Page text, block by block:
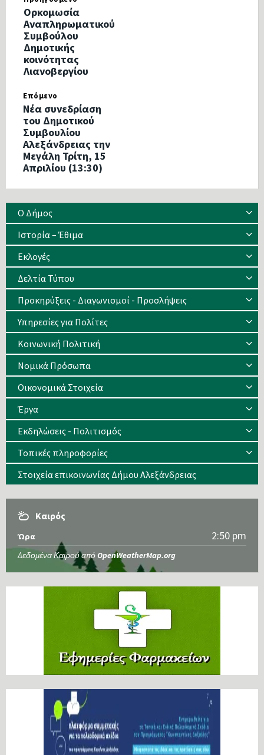
Ορκομωσία
Αναπληρωματικού
Συμβούλου
Δημοτικής
κοινότητας
Λιανοβεργίου
Επόμενο
Νέα συνεδρίαση
του Δημοτικού
Συμβουλίου
Αλεξάνδρειας την
Μεγάλη Τρίτη, 15
Απριλίου (13:30)
Ο Δήμος
Ιστορία – Έθιμα
Eκλογές
Δελτία Τύπου
Προκηρύξεις - Διαγωνισμοί - Προσλήψεις
Υπηρεσίες για Πολίτες
Κοινωνική Πολιτική
Νομικά Πρόσωπα
Οικονομικά Στοιχεία
Έργα
Εκδηλώσεις - Πολιτισμός
Τοπικές πληροφορίες
Στοιχεία επικοινωνίας Δήμου Αλεξάνδρειας
Καιρός
Ώρα 2:50 pm
Δεδομένα Καιρού από OpenWeatherMap.org